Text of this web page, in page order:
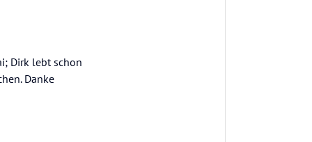
Dirk lebt schon
Danke